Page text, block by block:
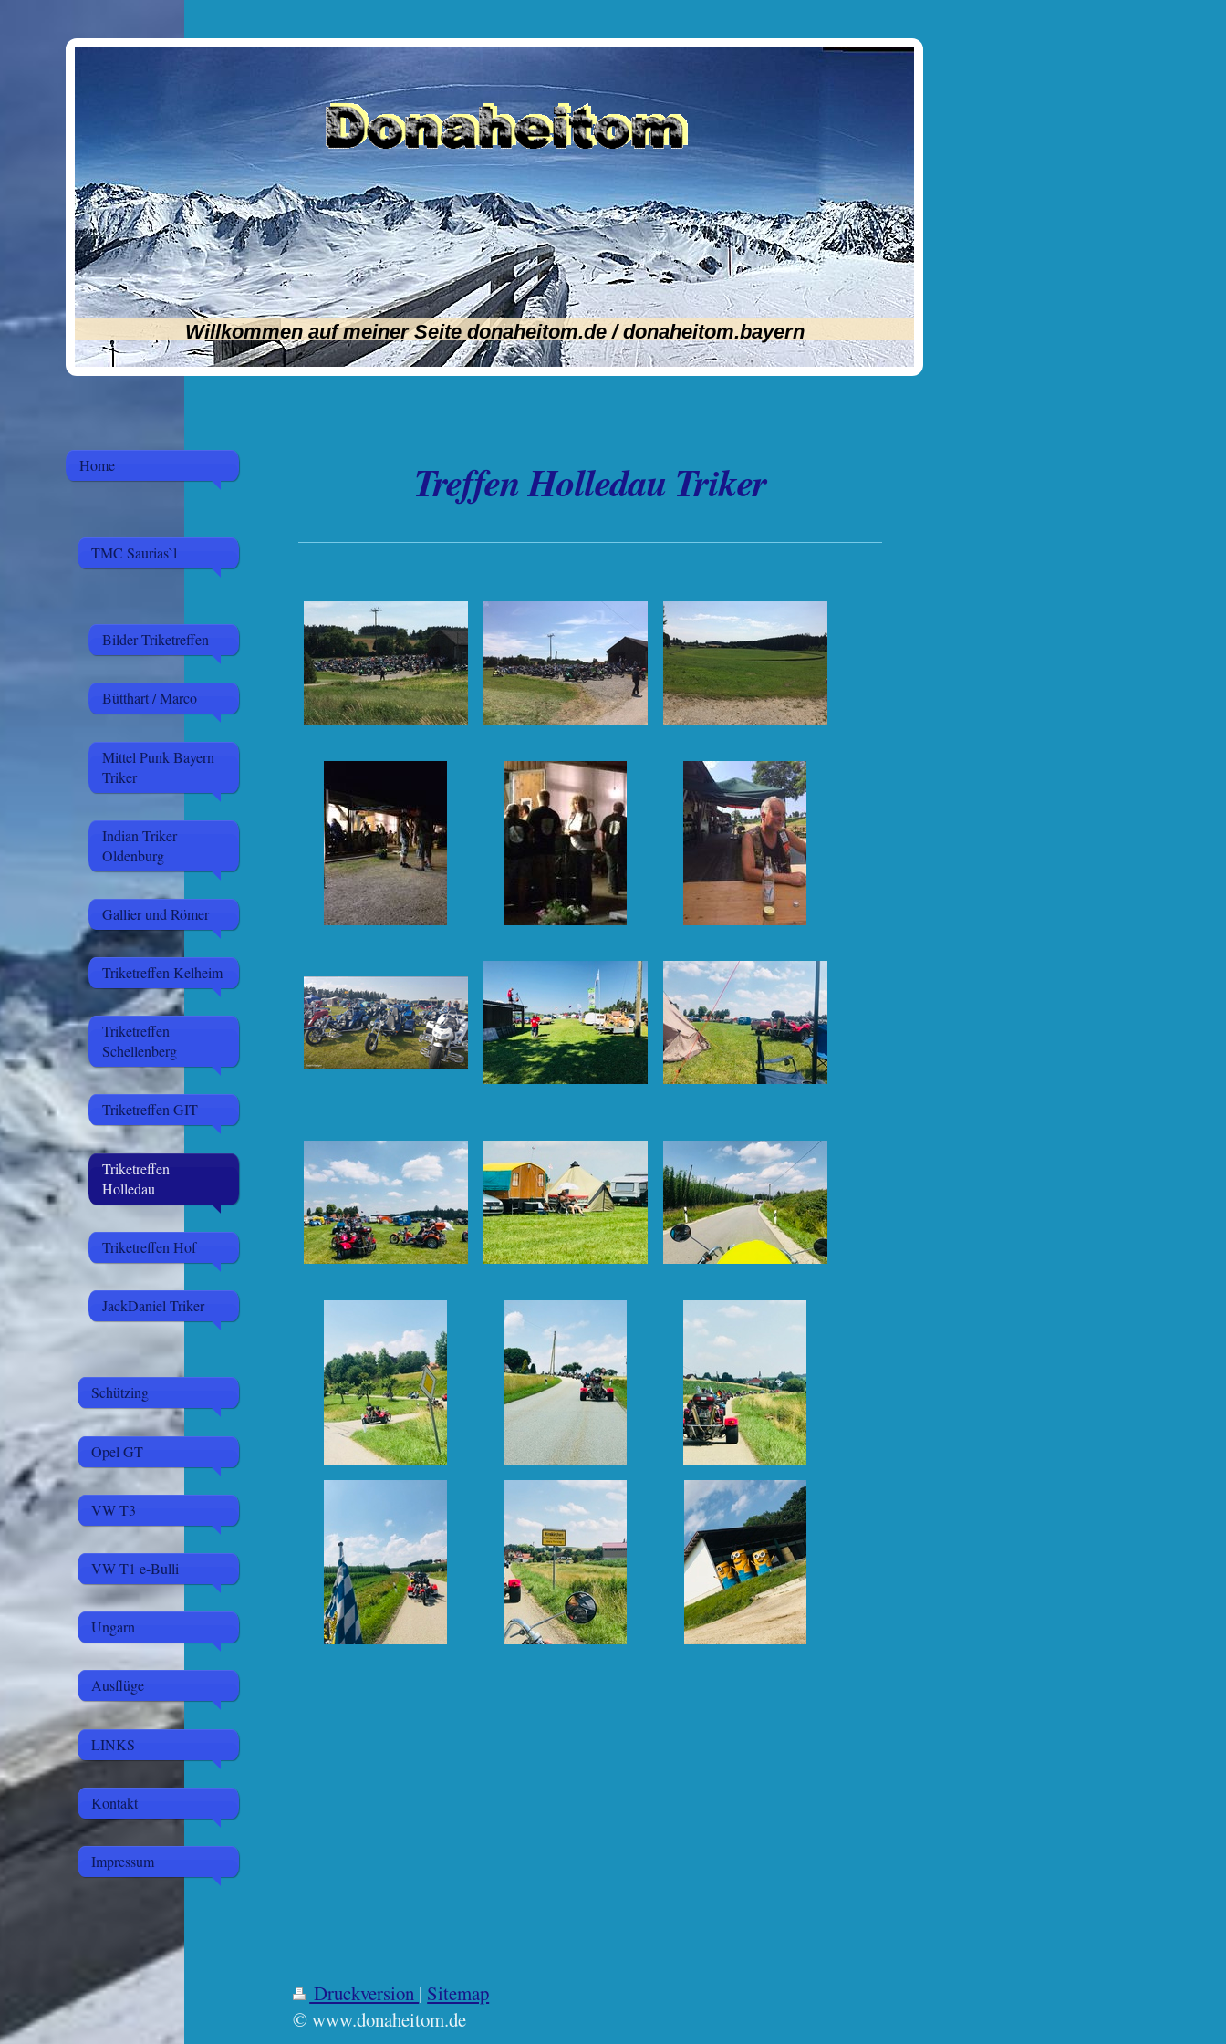
Willkommen auf meiner Seite donaheitom.de / donaheitom.bayern
Home
TMC Saurias`l
Bilder Triketreffen
Bütthart / Marco
Mittel Punk Bayern
Triker
Indian Triker
Oldenburg
Gallier und Römer
Triketreffen Kelheim
Triketreffen
Schellenberg
Triketreffen GIT
Triketreffen
Holledau
Triketreffen Hof
JackDaniel Triker
Schützing
Opel GT
VW T3
VW T1 e-Bulli
Ungarn
Ausflüge
LINKS
Kontakt
Impressum
Treffen Holledau Triker
Druckversion | Sitemap
© www.donaheitom.de